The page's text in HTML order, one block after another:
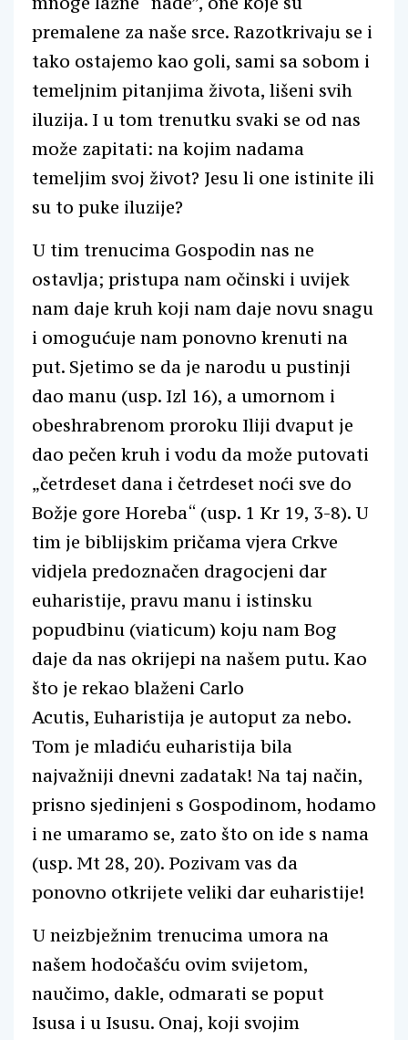
premalene za naše srce. Razotkrivaju se i
tako ostajemo kao goli, sami sa sobom i
temeljnim pitanjima života, lišeni svih
iluzija. I u tom trenutku svaki se od nas
može zapitati: na kojim nadama
temeljim svoj život? Jesu li one istinite ili
su to puke iluzije?
U tim trenucima Gospodin nas ne
ostavlja; pristupa nam očinski i uvijek
nam daje kruh koji nam daje novu snagu
i omogućuje nam ponovno krenuti na
put. Sjetimo se da je narodu u pustinji
dao manu (usp. Izl 16), a umornom i
obeshrabrenom proroku Iliji dvaput je
dao pečen kruh i vodu da može putovati
„četrdeset dana i četrdeset noći sve do
Božje gore Horeba“ (usp. 1 Kr 19, 3-8). U
tim je biblijskim pričama vjera Crkve
vidjela predoznačen dragocjeni dar
euharistije, pravu manu i istinsku
popudbinu (viaticum) koju nam Bog
daje da nas okrijepi na našem putu. Kao
što je rekao blaženi Carlo
Acutis, Euharistija je autoput za nebo.
Tom je mladiću euharistija bila
najvažniji dnevni zadatak! Na taj način,
prisno sjedinjeni s Gospodinom, hodamo
i ne umaramo se, zato što on ide s nama
(usp. Mt 28, 20). Pozivam vas da
ponovno otkrijete veliki dar euharistije!
U neizbježnim trenucima umora na
našem hodočašću ovim svijetom,
naučimo, dakle, odmarati se poput
Isusa i u Isusu. Onaj, koji svojim